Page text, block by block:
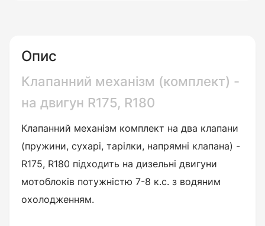
Опис
Клапанний механізм (комплект) -
на двигун R175, R180
Клапанний механізм комплект на два клапани
(пружини, сухарі, тарілки, напрямні клапана) -
R175, R180 підходить на дизельні двигуни
мотоблоків потужністю 7-8 к.с. з водяним
охолодженням.